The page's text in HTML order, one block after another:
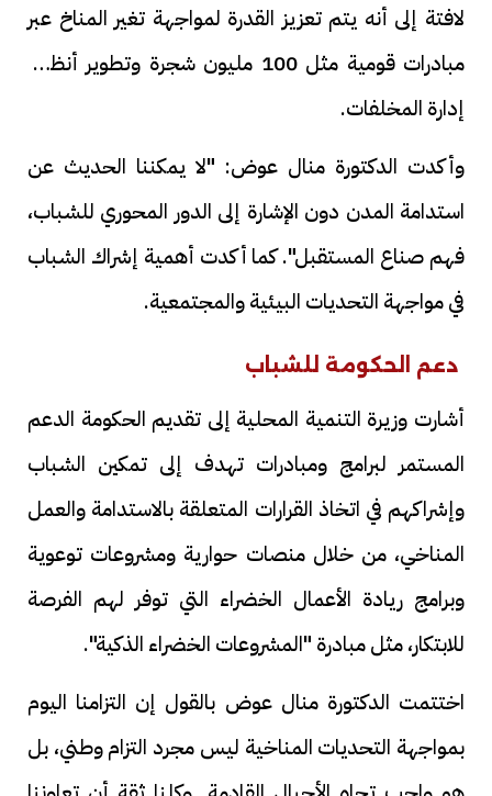
لافتة إلى أنه يتم تعزيز القدرة لمواجهة تغير المناخ عبر
مبادرات قومية مثل 100 مليون شجرة وتطوير أنظمة
إدارة المخلفات.
وأكدت الدكتورة منال عوض: "لا يمكننا الحديث عن
استدامة المدن دون الإشارة إلى الدور المحوري للشباب،
فهم صناع المستقبل". كما أكدت أهمية إشراك الشباب
في مواجهة التحديات البيئية والمجتمعية.
دعم الحكومة للشباب
أشارت وزيرة التنمية المحلية إلى تقديم الحكومة الدعم
المستمر لبرامج ومبادرات تهدف إلى تمكين الشباب
وإشراكهم في اتخاذ القرارات المتعلقة بالاستدامة والعمل
المناخي، من خلال منصات حوارية ومشروعات توعوية
وبرامج ريادة الأعمال الخضراء التي توفر لهم الفرصة
للابتكار، مثل مبادرة "المشروعات الخضراء الذكية".
اختتمت الدكتورة منال عوض بالقول إن التزامنا اليوم
بمواجهة التحديات المناخية ليس مجرد التزام وطني، بل